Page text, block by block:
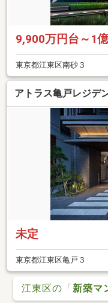
9,900万円台～1
東京都江東区南砂３
アトラス亀戸レジ
未定
東京都江東区亀戸３
江東区の「新築マ